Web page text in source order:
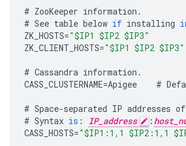
# ZooKeeper information .
# See table below if installing
ZK_HOSTS="$IP1 $IP2 $IP3"
ZK_CLIENT_HOSTS="$IP1 $IP2 $IP3"
# Cassandra information .
CASS_CLUSTERNAME=Apigee #
# Space-separated IP addresses of
# Syntax is : IP_address :
CASS_HOSTS="$IP1:1,1 $IP2:1,1